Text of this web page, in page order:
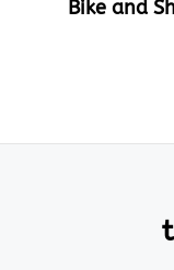
Bike and